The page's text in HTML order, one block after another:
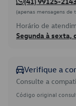
(apenas mensagens de
Horário de
Segunda à sexta,
Verifique a
Consulte a
Código original